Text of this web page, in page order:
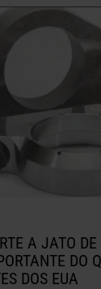
A JATO
DO
DOS EUA